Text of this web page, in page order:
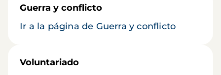
Guerra y conflicto
Ir a la página de Guerra y conflicto
Voluntariado